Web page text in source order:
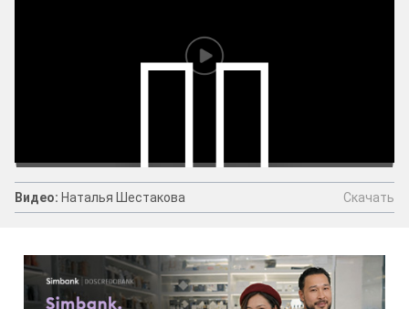
Видео:Наталья Шестакова
Видео: Наталья Шестакова Скачать